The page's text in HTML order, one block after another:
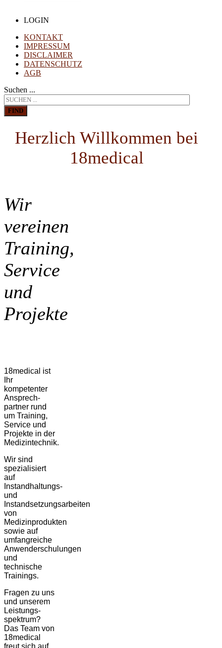
LOGIN
KONTAKT
IMPRESSUM
DISCLAIMER
DATENSCHUTZ
AGB
Suchen ...
FIND
Herzlich Willkommen bei
18medical
Wir
vereinen
Training,
Service
und
Projekte
18medical ist
Ihr
kompetenter
Ansprech-
partner rund
um Training,
Service und
Projekte in der
Medizintechnik.
Wir sind
spezialisiert
auf
Instandhaltungs-
und
Instandsetzungsarbeiten
von
Medizinprodukten
sowie auf
umfangreiche
Anwenderschulungen
und
technische
Trainings.
Fragen zu uns
und unserem
Leistungs-
spektrum?
Das Team von
18medical
freut sich auf